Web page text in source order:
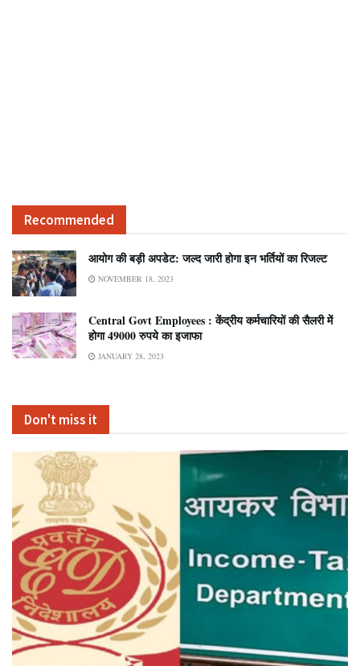
Recommended
आयोग की बड़ी अपडेट: जल्द जारी होगा इन भर्तियों का रिजल्ट
NOVEMBER 18, 2023
Central Govt Employees : केंद्रीय कर्मचारियों की सैलरी में
होगा 49000 रुपये का इजाफा
JANUARY 28, 2023
Don't miss it